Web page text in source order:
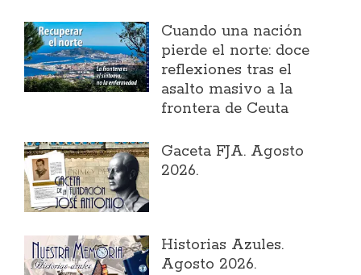
Cuando una nación
pierde el norte: doce
reflexiones tras el
asalto masivo a la
frontera de Ceuta
Gaceta FJA. Agosto
2026.
Historias Azules.
Agosto 2026.